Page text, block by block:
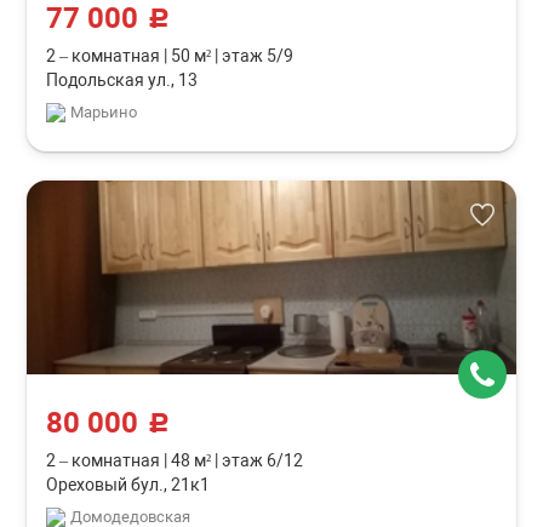
77 000 c
2 – комнатная 50 м² этаж 5/9
Подольская ул., 13
Марьино
80 000 c
2 – комнатная 48 м² этаж 6/12
Ореховый бул., 21к1
Домодедовская